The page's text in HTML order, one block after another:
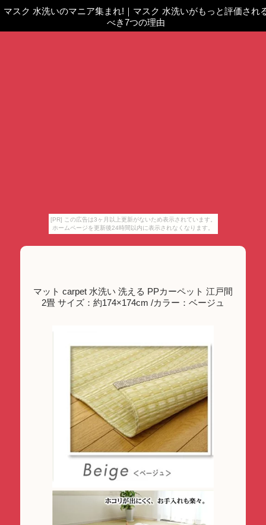
[PR] この広告は3ヶ月以上更新がないため表示されています。
ホームページを更新後24時間以内に表示されなくなります。
マスク 水洗いのマニア集まれ! ｜ マスク 水洗いがもっと評価され
べき7つの理由
マット carpet 水洗い 洗える PPカーペット 江戸間
2畳 サイズ：約174×174cm /カラー：ベージュ